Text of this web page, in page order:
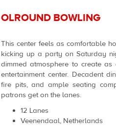
OLROUND BOWLING
This center feels as comfortable
kicking up a party on Saturday
dimmed atmosphere to create
entertainment center. Decadent
fire pits, and ample seating
patrons get on the lanes.
12 Lanes
Veenendaal, Netherlands